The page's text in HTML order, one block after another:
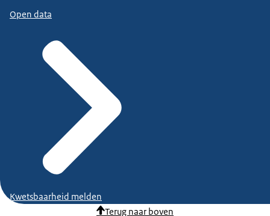
Open data
Kwetsbaarheid melden
Terug naar boven